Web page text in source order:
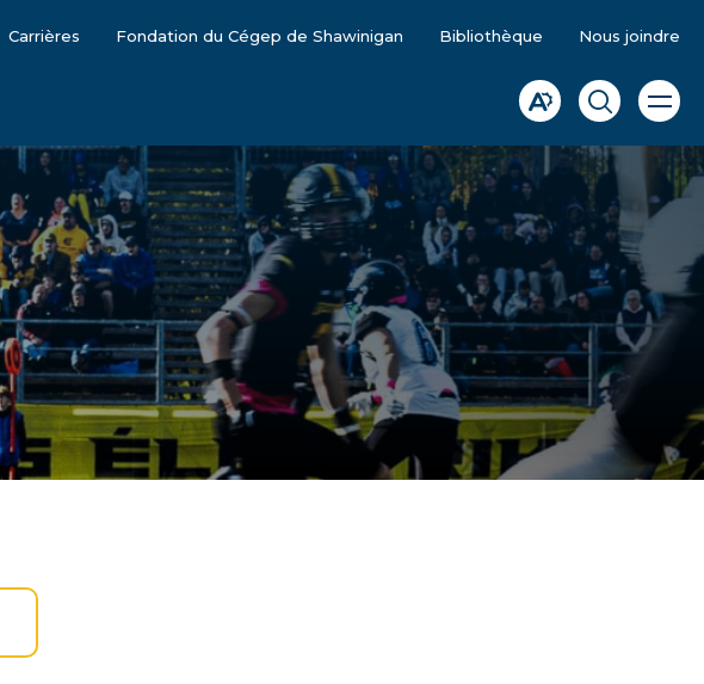
Carrières Fondation du Cégep de Shawinigan Bibliothèque Nous joindre
Ouvrir
la
barre
d'accessibilité.
Ouvrir
la
fenêtre
de
recherche
Ouvrir
la
site